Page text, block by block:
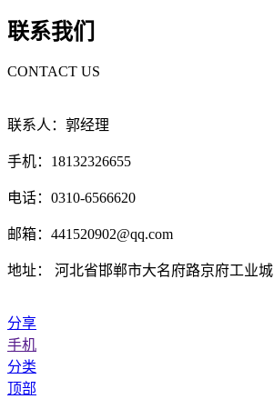
联系我们
CONTACT US
联系人：郭经理
手机：18132326655
电话：0310-6566620
邮箱：441520902@qq.com
地址： 河北省邯郸市大名府路京府工业城
分享
手机
分类
顶部